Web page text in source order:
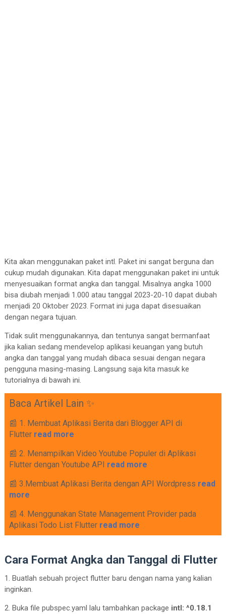
Kita akan menggunakan paket intl. Paket ini sangat berguna dan
cukup mudah digunakan. Kita dapat menggunakan paket ini untuk
menyesuaikan format angka dan tanggal. Misalnya angka 1000
bisa diubah menjadi 1.000 atau tanggal 2023-20-10 dapat diubah
menjadi 20 Oktober 2023. Format ini juga dapat disesuaikan
dengan negara tujuan.
Tidak sulit menggunakannya, dan tentunya sangat bermanfaat
jika kalian sedang mendevelop aplikasi keuangan yang butuh
angka dan tanggal yang mudah dibaca sesuai dengan negara
pengguna masing-masing. Langsung saja kita masuk ke
tutorialnya di bawah ini.
Baca Artikel Lain ✨
📰 1. Membuat Aplikasi Berita dari Blogger API di
Flutter read more
📰 2. Menampilkan Video Youtube Populer di Aplikasi
Flutter dengan Youtube API read more
📰 3.Membuat Aplikasi Berita dengan API Wordpress read
more
📰 4. Menggunakan State Management Provider pada
Aplikasi Todo List Flutter read more
Cara Format Angka dan Tanggal di Flutter
1. Buatlah sebuah project flutter baru dengan nama yang kalian
inginkan.
2. Buka file pubspec.yaml lalu tambahkan package intl: ^0.18.1